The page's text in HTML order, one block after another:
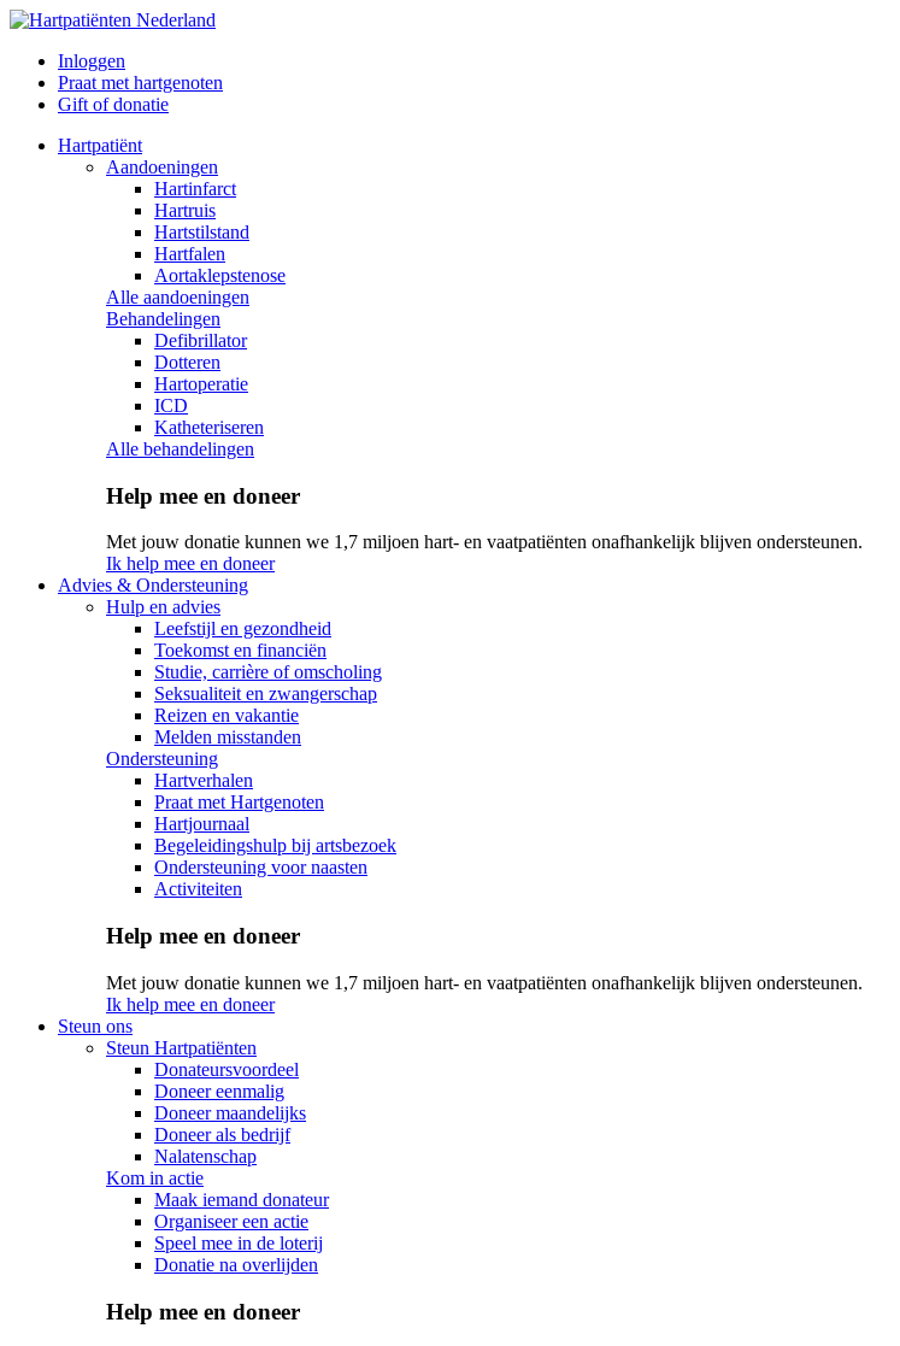
Inloggen
Praat met hartgenoten
Gift of donatie
Hartpatiënt
Aandoeningen
Hartinfarct
Hartruis
Hartstilstand
Hartfalen
Aortaklepstenose
Alle aandoeningen
Behandelingen
Defibrillator
Dotteren
Hartoperatie
ICD
Katheteriseren
Alle behandelingen
Help mee en doneer
Met jouw donatie kunnen we 1,7 miljoen hart- en vaatpatiënten onafhankelijk blijven ondersteunen.
Ik help mee en doneer
Advies & Ondersteuning
Hulp en advies
Leefstijl en gezondheid
Toekomst en financiën
Studie, carrière of omscholing
Seksualiteit en zwangerschap
Reizen en vakantie
Melden misstanden
Ondersteuning
Hartverhalen
Praat met Hartgenoten
Hartjournaal
Begeleidingshulp bij artsbezoek
Ondersteuning voor naasten
Activiteiten
Help mee en doneer
Met jouw donatie kunnen we 1,7 miljoen hart- en vaatpatiënten onafhankelijk blijven ondersteunen.
Ik help mee en doneer
Steun ons
Steun Hartpatiënten
Donateursvoordeel
Doneer eenmalig
Doneer maandelijks
Doneer als bedrijf
Nalatenschap
Kom in actie
Maak iemand donateur
Organiseer een actie
Speel mee in de loterij
Donatie na overlijden
Help mee en doneer